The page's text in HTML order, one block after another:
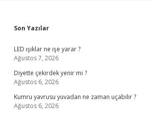
Sidebar
Son Yazılar
LED ışıklar ne işe yarar ?
Ağustos 7, 2026
Diyette çekirdek yenir mi ?
Ağustos 6, 2026
Kumru yavrusu yuvadan ne zaman uçabilir ?
Ağustos 6, 2026